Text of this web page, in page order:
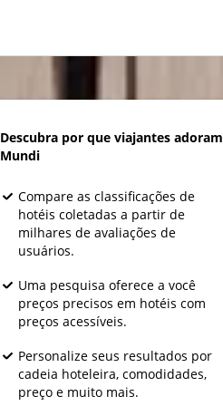
Descubra por que viajantes adoram
Mundi
Compare as classificações de
hotéis coletadas a partir de
milhares de avaliações de
usuários.
Uma pesquisa oferece a você
preços precisos em hotéis com
preços acessíveis.
Personalize seus resultados por
cadeia hoteleira, comodidades,
preço e muito mais.